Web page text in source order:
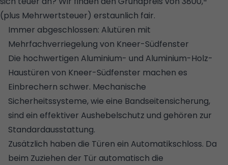
(plus Mehrwertsteuer) erstaunlich fair.
Immer abgeschlossen: Alutüren mit
Mehrfachverriegelung von Kneer-Südfenster
Die hochwertigen Aluminium- und Aluminium-Holz-
Haustüren von Kneer-Südfenster machen es
Einbrechern schwer. Mechanische
Sicherheitssysteme, wie eine Bandseitensicherung,
sind ein effektiver Aushebelschutz und gehören zur
Standardausstattung.
Zusätzlich haben die Türen ein Automatikschloss. Da
beim Zuziehen der Tür automatisch die